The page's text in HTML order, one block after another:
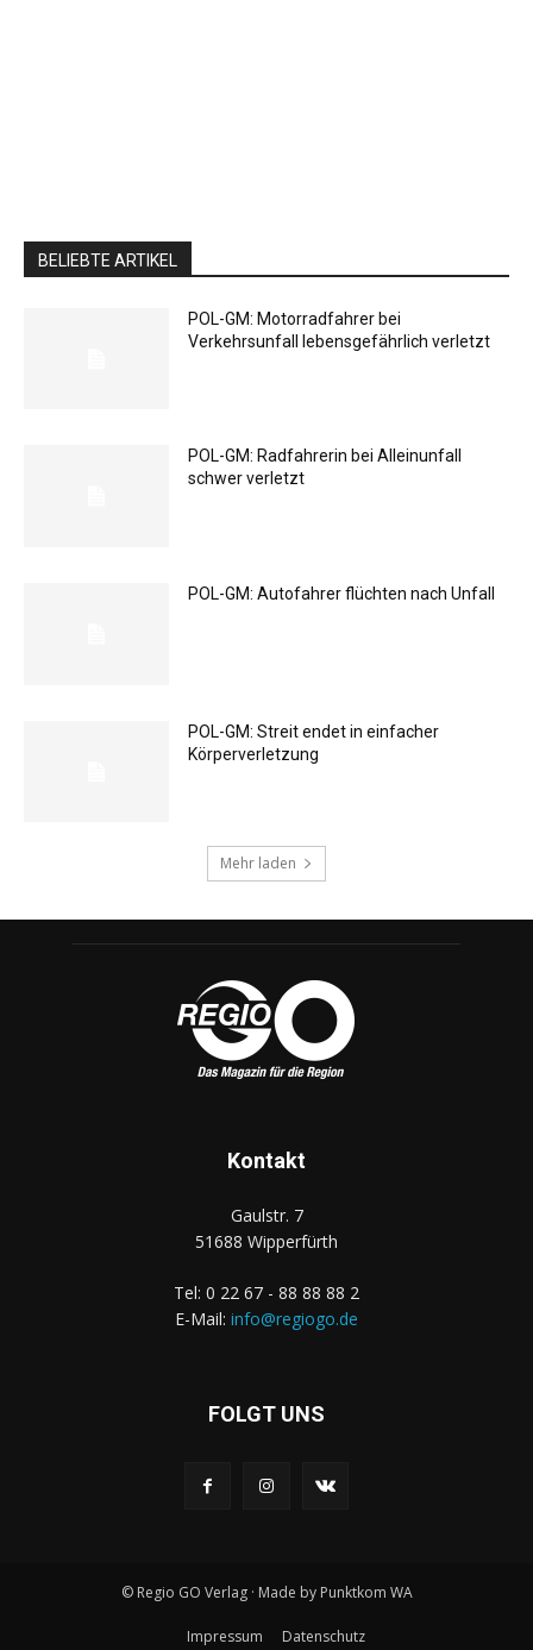
BELIEBTE ARTIKEL
POL-GM: Motorradfahrer bei
Verkehrsunfall lebensgefährlich verletzt
POL-GM: Radfahrerin bei Alleinunfall
schwer verletzt
POL-GM: Autofahrer flüchten nach Unfall
POL-GM: Streit endet in einfacher
Körperverletzung
Mehr laden
Kontakt
Gaulstr. 7
51688 Wipperfürth
Tel: 0 22 67 - 88 88 88 2
E-Mail: info@regiogo.de
FOLGT UNS
© Regio GO Verlag · Made by Punktkom WA
Impressum Datenschutz